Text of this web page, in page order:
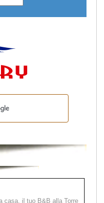
casa, il tuo B&B alla Torre